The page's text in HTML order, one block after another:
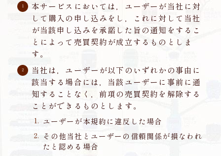
本サービスにおいては，ユーザーが当社に対
して購入の申し込みをし，これに対して当社
が当該申し込みを承諾した旨の通知をするこ
とによって売買契約が成立するものとしま
す。
当社は，ユーザーが以下のいずれかの事由に
該当する場合には，当該ユーザーに事前に通
知することなく，前項の売買契約を解除する
ことができるものとします。
ユーザーが本規約に違反した場合
その他当社とユーザーの信頼関係が損なわれ
たと認める場合